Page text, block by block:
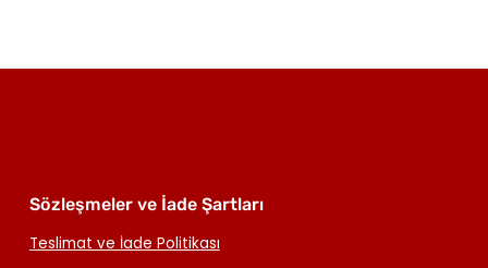
Sözleşmeler ve İade Şartları
Teslimat ve İade Politikası